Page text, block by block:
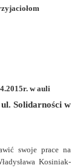
w auli
Solidarności w
swoje prace na
Kosiniak-